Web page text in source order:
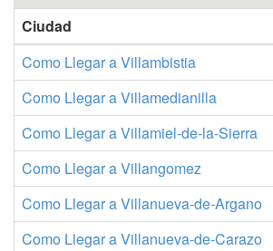
Ciudad
Como Llegar a Villambistia
Como Llegar a Villamedianilla
Como Llegar a Villamiel-de-la-Sierra
Como Llegar a Villangomez
Como Llegar a Villanueva-de-Argano
Como Llegar a Villanueva-de-Carazo